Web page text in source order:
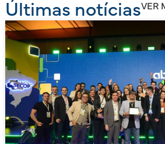
Últimas notíciasVER